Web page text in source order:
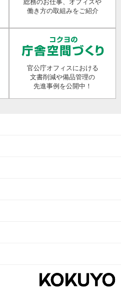
働き方の取組みをご紹介
官公庁オフィスにおける
文書削減や備品管理の
先進事例を公開中！